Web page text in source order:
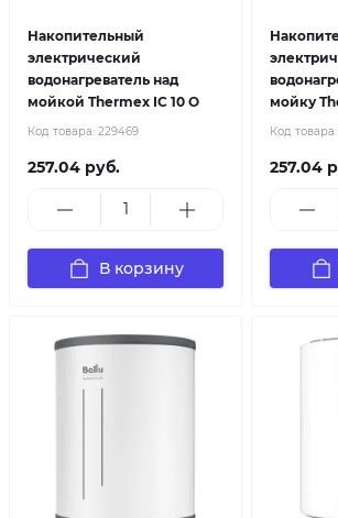
Накопительный
электрический
водонагреватель над
мойкой Thermex IC 10 O
Код товара: 229469
257.04 руб.
В корзину
мойку
Код товара:
257.04